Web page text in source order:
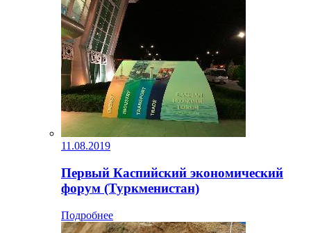
11.08.2019
Первый Каспийский экономический
форум (Туркменистан)
Подробнее